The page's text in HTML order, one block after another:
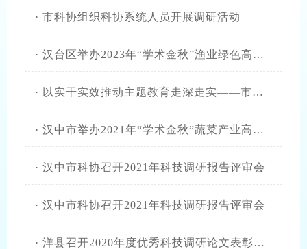
· 市科协组织科协系统人员开展调研活动
· 汉台区举办2023年“学术金秋”渔业绿色高质量发展研讨会
· 以实干实效推动主题教育走深走实——市科协到市建筑学会进行走访调研
· 汉中市举办2021年“学术金秋”蔬菜产业高质量发展论坛
· 汉中市科协召开2021年科技调研报告评审会
· 汉中市科协召开2021年科技调研报告评审会
· 洋县召开2020年度优秀科技调研论文表彰会议